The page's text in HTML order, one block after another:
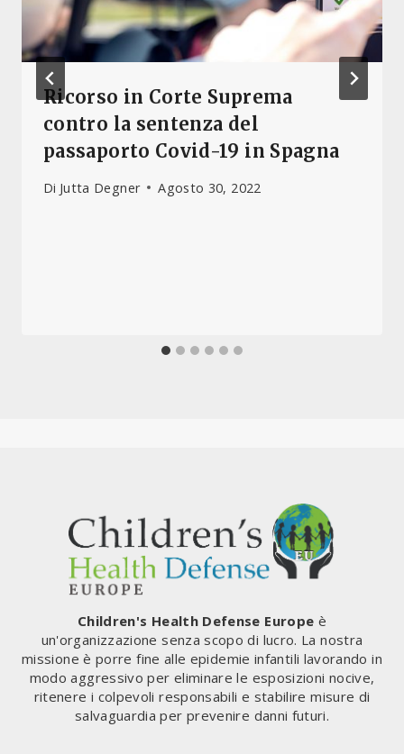
Ricorso in Corte Suprema
contro la sentenza del
passaporto Covid-19 in Spagna
Di Jutta Degner Agosto 30, 2022
Children's Health Defense Europe è
un'organizzazione senza scopo di lucro. La nostra
missione è porre fine alle epidemie infantili lavorando in
modo aggressivo per eliminare le esposizioni nocive,
ritenere i colpevoli responsabili e stabilire misure di
salvaguardia per prevenire danni futuri.